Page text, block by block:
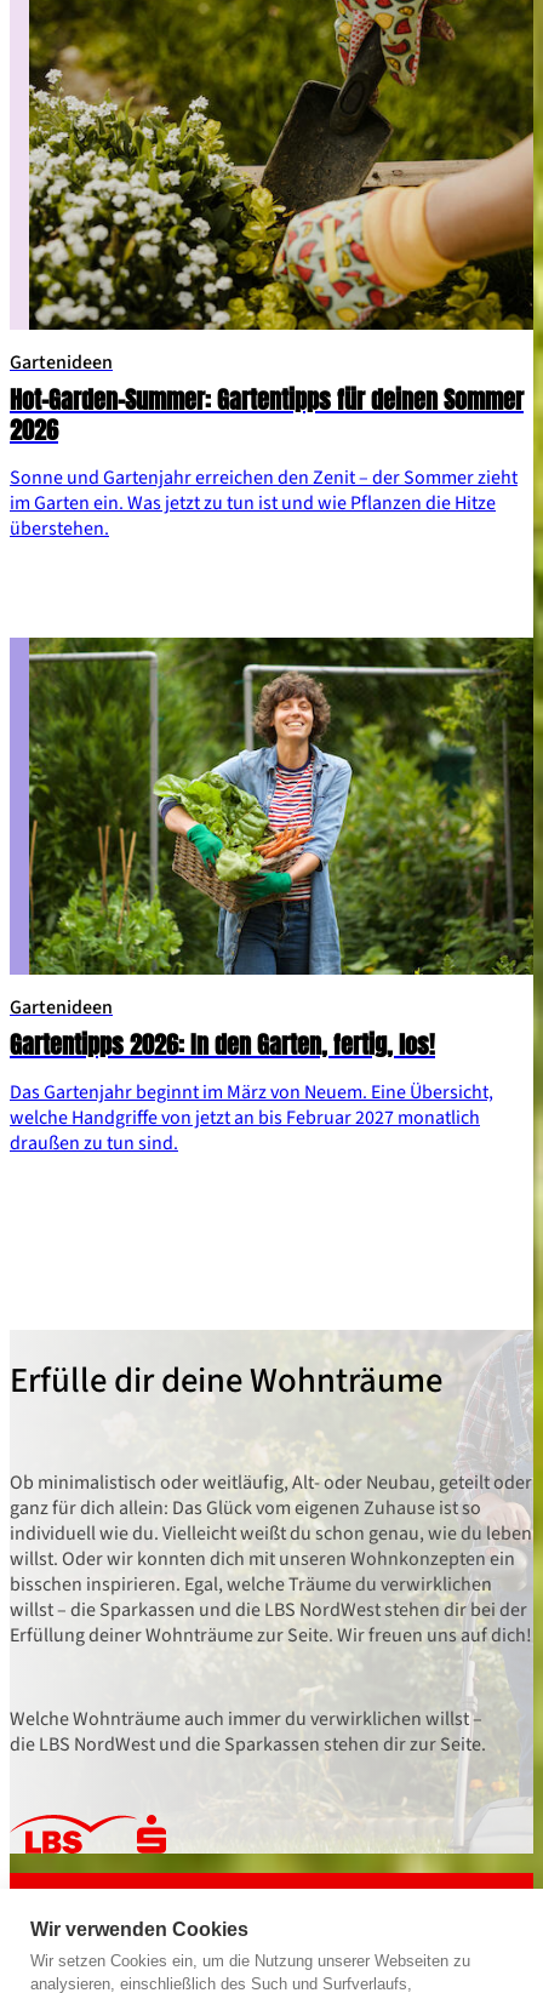
Gartenideen
Hot-Garden-Summer: Gartentipps für deinen Sommer
2026
Sonne und Gartenjahr erreichen den Zenit – der Sommer zieht
im Garten ein. Was jetzt zu tun ist und wie Pflanzen die Hitze
überstehen.
Gartenideen
Gartentipps 2026: In den Garten, fertig, los!
Das Gartenjahr beginnt im März von Neuem. Eine Übersicht,
welche Handgriffe von jetzt an bis Februar 2027 monatlich
draußen zu tun sind.
Erfülle dir deine Wohnträume
Ob minimalistisch oder weitläufig, Alt- oder Neubau, geteilt oder
ganz für dich allein: Das Glück vom eigenen Zuhause ist so
individuell wie du. Vielleicht weißt du schon genau, wie du leben
willst. Oder wir konnten dich mit unseren Wohnkonzepten ein
bisschen inspirieren. Egal, welche Träume du verwirklichen
willst – die Sparkassen und die LBS NordWest stehen dir bei der
Erfüllung deiner Wohnträume zur Seite. Wir freuen uns auf dich!
Welche Wohnträume auch immer du verwirklichen willst –
die LBS NordWest und die Sparkassen stehen dir zur Seite.
Wir geben deiner Zukunft ein Zuhause.
Wir verwenden Cookies
Wir setzen Cookies ein, um die Nutzung unserer Webseiten zu
analysieren, einschließlich des Such und Surfverlaufs,